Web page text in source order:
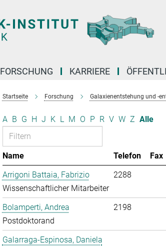
FORSCHUNG KARRIERE
Startseite Forschung Galaxienentstehung und -
A B G H J K L M O P R V W Z Alle
Name Telefon Fax
Arrigoni Battaia, Fabrizio
Wissenschaftlicher Mitarbeiter
2288
Bolamperti, Andrea
Postdoktorand
2198
Galarraga-Espinosa, Daniela